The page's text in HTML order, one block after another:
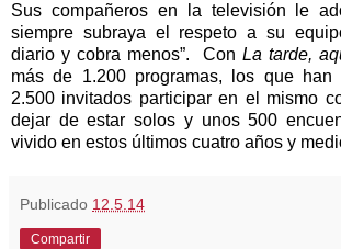
Sus compañeros en la televisión le
siempre subraya el respeto a su
diario y cobra menos”. Con La tarde,
más de 1.200 programas, los que han
2.500 invitados participar en el mismo
dejar de estar solos y unos 500
vivido en estos últimos cuatro años y
Publicado 12.5.14
Compartir